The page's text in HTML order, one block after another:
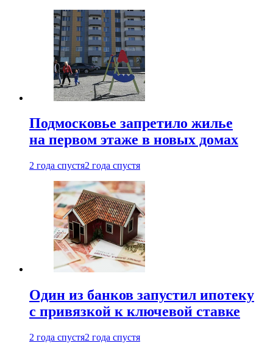
Подмосковье запретило жилье
на первом этаже в новых домах
2 года спустя2 года спустя
Один из банков запустил ипотеку
с привязкой к ключевой ставке
2 года спустя2 года спустя